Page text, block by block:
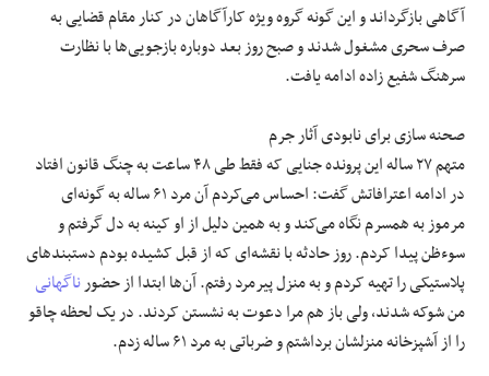
آگاهی بازگرداند و این گونه گروه ویژه کارآگاهان در کنار مقام قضایی به
صرف سحری مشغول شدند و صبح روز بعد دوباره بازجویی‌ها با نظارت
سرهنگ شفیع زاده ادامه یافت.
صحنه سازی برای نابودی آثار جرم
متهم ۲۷ ساله این پرونده جنایی که فقط طی ۴۸ ساعت به چنگ قانون افتاد
در ادامه اعترافاتش گفت: احساس می‌کردم آن مرد ۶۱ ساله به گونه‌ای
مرموز به همسرم نگاه می‌کند و به همین دلیل از او کینه به دل گرفتم و
سوءظن پیدا کردم. روز حادثه با نقشه‌ای که از قبل کشیده بودم دستبندهای
پلاستیکی را تهیه کردم و به منزل پیرمرد رفتم. آن‌ها ابتدا از حضورناگهانی
من شوکه شدند، ولی باز هم مرا دعوت به نشستن کردند. در یک لحظه چاقو
را از آشپزخانه منزلشان برداشتم و ضرباتی به مرد ۶۱ ساله زدم.